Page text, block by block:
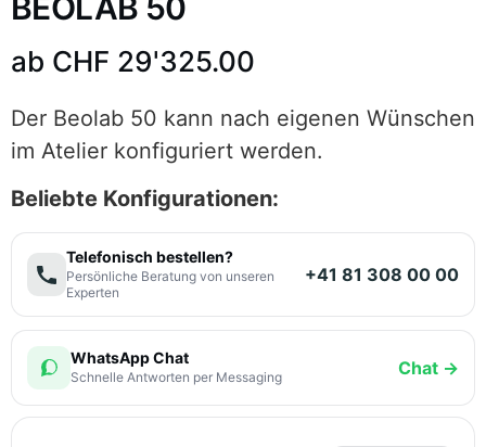
ab CHF 29'325.00
Der Beolab 50 kann nach eigenen Wünschen
im Atelier konfiguriert werden.
Beliebte Konfigurationen:
Telefonisch bestellen?
Persönliche Beratung von unseren
Experten
+41 81 308 00 00
WhatsApp Chat
Schnelle Antworten per Messaging Chat →